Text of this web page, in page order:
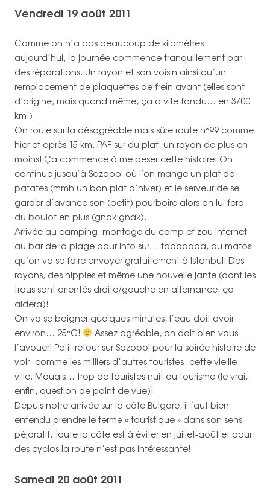
Vendredi 19 août 2011
Comme on n’a pas beaucoup de kilomètres
aujourd’hui, la journée commence tranquillement par
des réparations. Un rayon et son voisin ainsi qu’un
remplacement de plaquettes de frein avant (elles sont
d’origine, mais quand même, ça a vite fondu… en 3700
km!).
On roule sur la désagréable mais sûre route n°99 comme
hier et après 15 km, PAF sur du plat, un rayon de plus en
moins! Ça commence à me peser cette histoire! On
continue jusqu’à Sozopol où l’on mange un plat de
patates (mmh un bon plat d’hiver) et le serveur de se
garder d’avance son (petit) pourboire alors on lui fera
du boulot en plus (gnak-gnak).
Arrivée au camping, montage du camp et zou internet
au bar de la plage pour info sur… tadaaaaa, du matos
qu’on va se faire envoyer gratuitement à Istanbul! Des
rayons, des nipples et même une nouvelle jante (dont les
trous sont orientés droite/gauche en alternance, ça
aidera)!
On va se baigner quelques minutes, l’eau doit avoir
environ… 25°C!
Assez agréable, on doit bien vous
l’avouer! Petit retour sur Sozopol pour la soirée histoire de
voir -comme les milliers d’autres touristes- cette vieille
ville. Mouais… trop de touristes nuit au tourisme (le vrai,
enfin, question de point de vue)!
Depuis notre arrivée sur la côte Bulgare, il faut bien
entendu prendre le terme « touristique » dans son sens
péjoratif. Toute la côte est à éviter en juillet-août et pour
des cyclos la route n’est pas intéressante!
Samedi 20 août 2011